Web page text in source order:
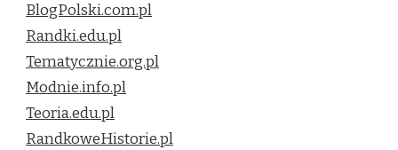
BlogPolski.com.pl
Randki.edu.pl
Tematycznie.org.pl
Modnie.info.pl
Teoria.edu.pl
RandkoweHistorie.pl